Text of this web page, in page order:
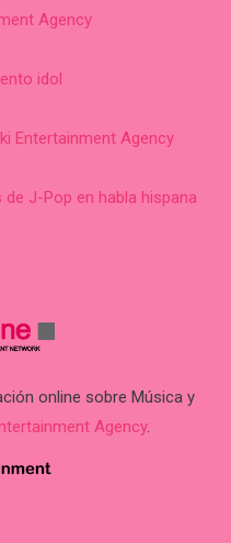
Agency
idol
Entertainment Agency
J-Pop en habla hispana
online sobre Música y
Agency.